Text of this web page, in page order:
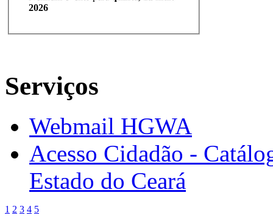
2026
Serviços
Webmail HGWA
Acesso Cidadão -
Estado do Ceará
1 2 3 4 5